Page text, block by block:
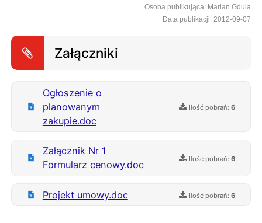
Osoba publikująca: Marian Gdula
Data publikacji: 2012-09-07
Załączniki
Ogłoszenie o
planowanym
zakupie.doc
Ilość pobrań:6
Załącznik Nr 1
Formularz cenowy.doc
Ilość pobrań:6
Projekt umowy.doc Ilość pobrań:6